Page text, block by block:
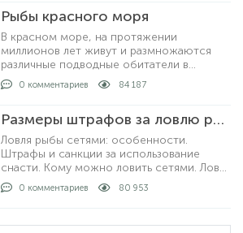
нарушая закон.
Рыбы красного моря
В красном море, на протяжении
миллионов лет живут и размножаются
различные подводные обитатели в
большом количестве. На сегодняшний
день известно о полутора тысячах видов
0 комментариев 84 187
Размеры штрафов за ловлю рыбы сетями
Ловля рыбы сетями: особенности.
Штрафы и санкции за использование
снасти. Кому можно ловить сетями. Ловля
рыбы с берега и на лодке: как проходит
процедура. Получение лицензии: кто
0 комментариев 80 953